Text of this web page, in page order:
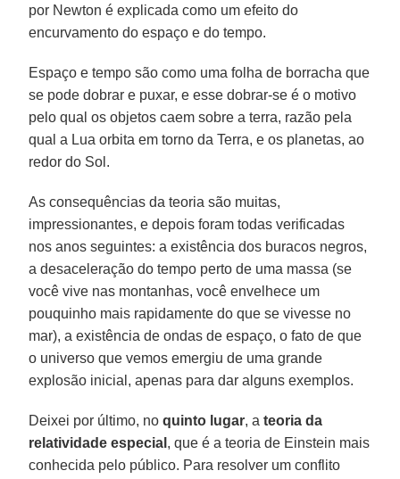
por Newton é explicada como um efeito do
encurvamento do espaço e do tempo.
Espaço e tempo são como uma folha de borracha que
se pode dobrar e puxar, e esse dobrar-se é o motivo
pelo qual os objetos caem sobre a terra, razão pela
qual a Lua orbita em torno da Terra, e os planetas, ao
redor do Sol.
As consequências da teoria são muitas,
impressionantes, e depois foram todas verificadas
nos anos seguintes: a existência dos buracos negros,
a desaceleração do tempo perto de uma massa (se
você vive nas montanhas, você envelhece um
pouquinho mais rapidamente do que se vivesse no
mar), a existência de ondas de espaço, o fato de que
o universo que vemos emergiu de uma grande
explosão inicial, apenas para dar alguns exemplos.
Deixei por último, noquinto lugar, ateoria da
relatividade especial , que é a teoria de Einstein mais
conhecida pelo público. Para resolver um conflito